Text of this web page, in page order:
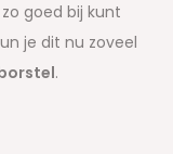
goed bij kunt
je dit nu zoveel
.